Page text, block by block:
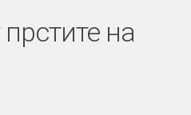
на